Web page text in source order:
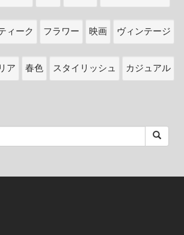
ィーク フラワー 映画 ヴィンテージ
ア 春色 スタイリッシュ カジュアル